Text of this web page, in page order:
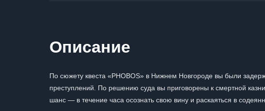
Описание
По сюжету квеста «PHOBOS» в Нижнем Новгороде вы были
преступлений. По решению суда вы приговорены к смертной
шанс — в течение часа осознать свою вину и раскаяться в